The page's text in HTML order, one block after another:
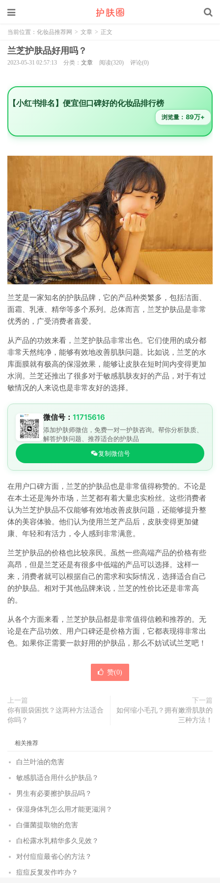
当前位置： 化妆品推荐网 > 文章 > 正文
兰芝护肤品好用吗？
2023-05-31 02:57:13 分类： 文章 阅读(320) 评论(0)
【小红书排名】便宜但口碑好的化妆品排行榜
浏览量： 89万+
兰芝是一家知名的护肤品牌，它的产品种类繁多，包括洁面、
面霜、乳液、精华等多个系列。总体而言，兰芝护肤品是非常
优秀的，广受消费者喜爱。
从产品的功效来看，兰芝护肤品非常出色。它们使用的成分都
非常天然纯净，能够有效地改善肌肤问题。比如说，兰芝的水
库面膜就有极高的保湿效果，能够让皮肤在短时间内变得更加
水润。兰芝还推出了很多对于敏感肌肤友好的产品，对于有过
敏情况的人来说也是非常友好的选择。
微信号： 11715616
添加护肤师微信，免费一对一护肤咨询。帮你分析肤质、
解答护肤问题、推荐适合的护肤品
复制微信号
在用户口碑方面，兰芝的护肤品也是非常值得称赞的。不论是
在本土还是海外市场，兰芝都有着大量忠实粉丝。这些消费者
认为兰芝护肤品不仅能够有效地改善皮肤问题，还能够提升整
体的美容体验。他们认为使用兰芝产品后，皮肤变得更加健
康、年轻和有活力，令人感到非常满意。
兰芝护肤品的价格也比较亲民。虽然一些高端产品的价格有些
高昂，但是兰芝还是有很多中低端的产品可以选择。这样一
来，消费者就可以根据自己的需求和实际情况，选择适合自己
的护肤品。相对于其他品牌来说，兰芝的性价比还是非常高
的。
从各个方面来看，兰芝护肤品都是非常值得信赖和推荐的。无
论是在产品功效、用户口碑还是价格方面，它都表现得非常出
色。如果你正需要一款好用的护肤品，那么不妨试试兰芝吧！
赞(0)
上一篇
你有眼袋困扰？这两种方法适合
你吗？
下一篇
如何缩小毛孔？拥有嫩滑肌肤的
三种方法！
相关推荐
白兰叶油的危害
敏感肌适合用什么护肤品？
男生有必要擦护肤品吗？
保湿身体乳怎么用才能更滋润？
白僵菌提取物的危害
白松露水乳精华多久见效？
对付痘痘最省心的方法？
痘痘反复发作咋办？